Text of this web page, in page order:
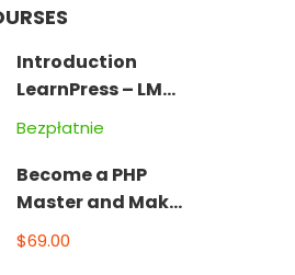
Essentials in
4-Hours
Introduction
LearnPress – LMS
plugin
Bezpłatnie
Become a PHP
Master and Make
Money
$69.00